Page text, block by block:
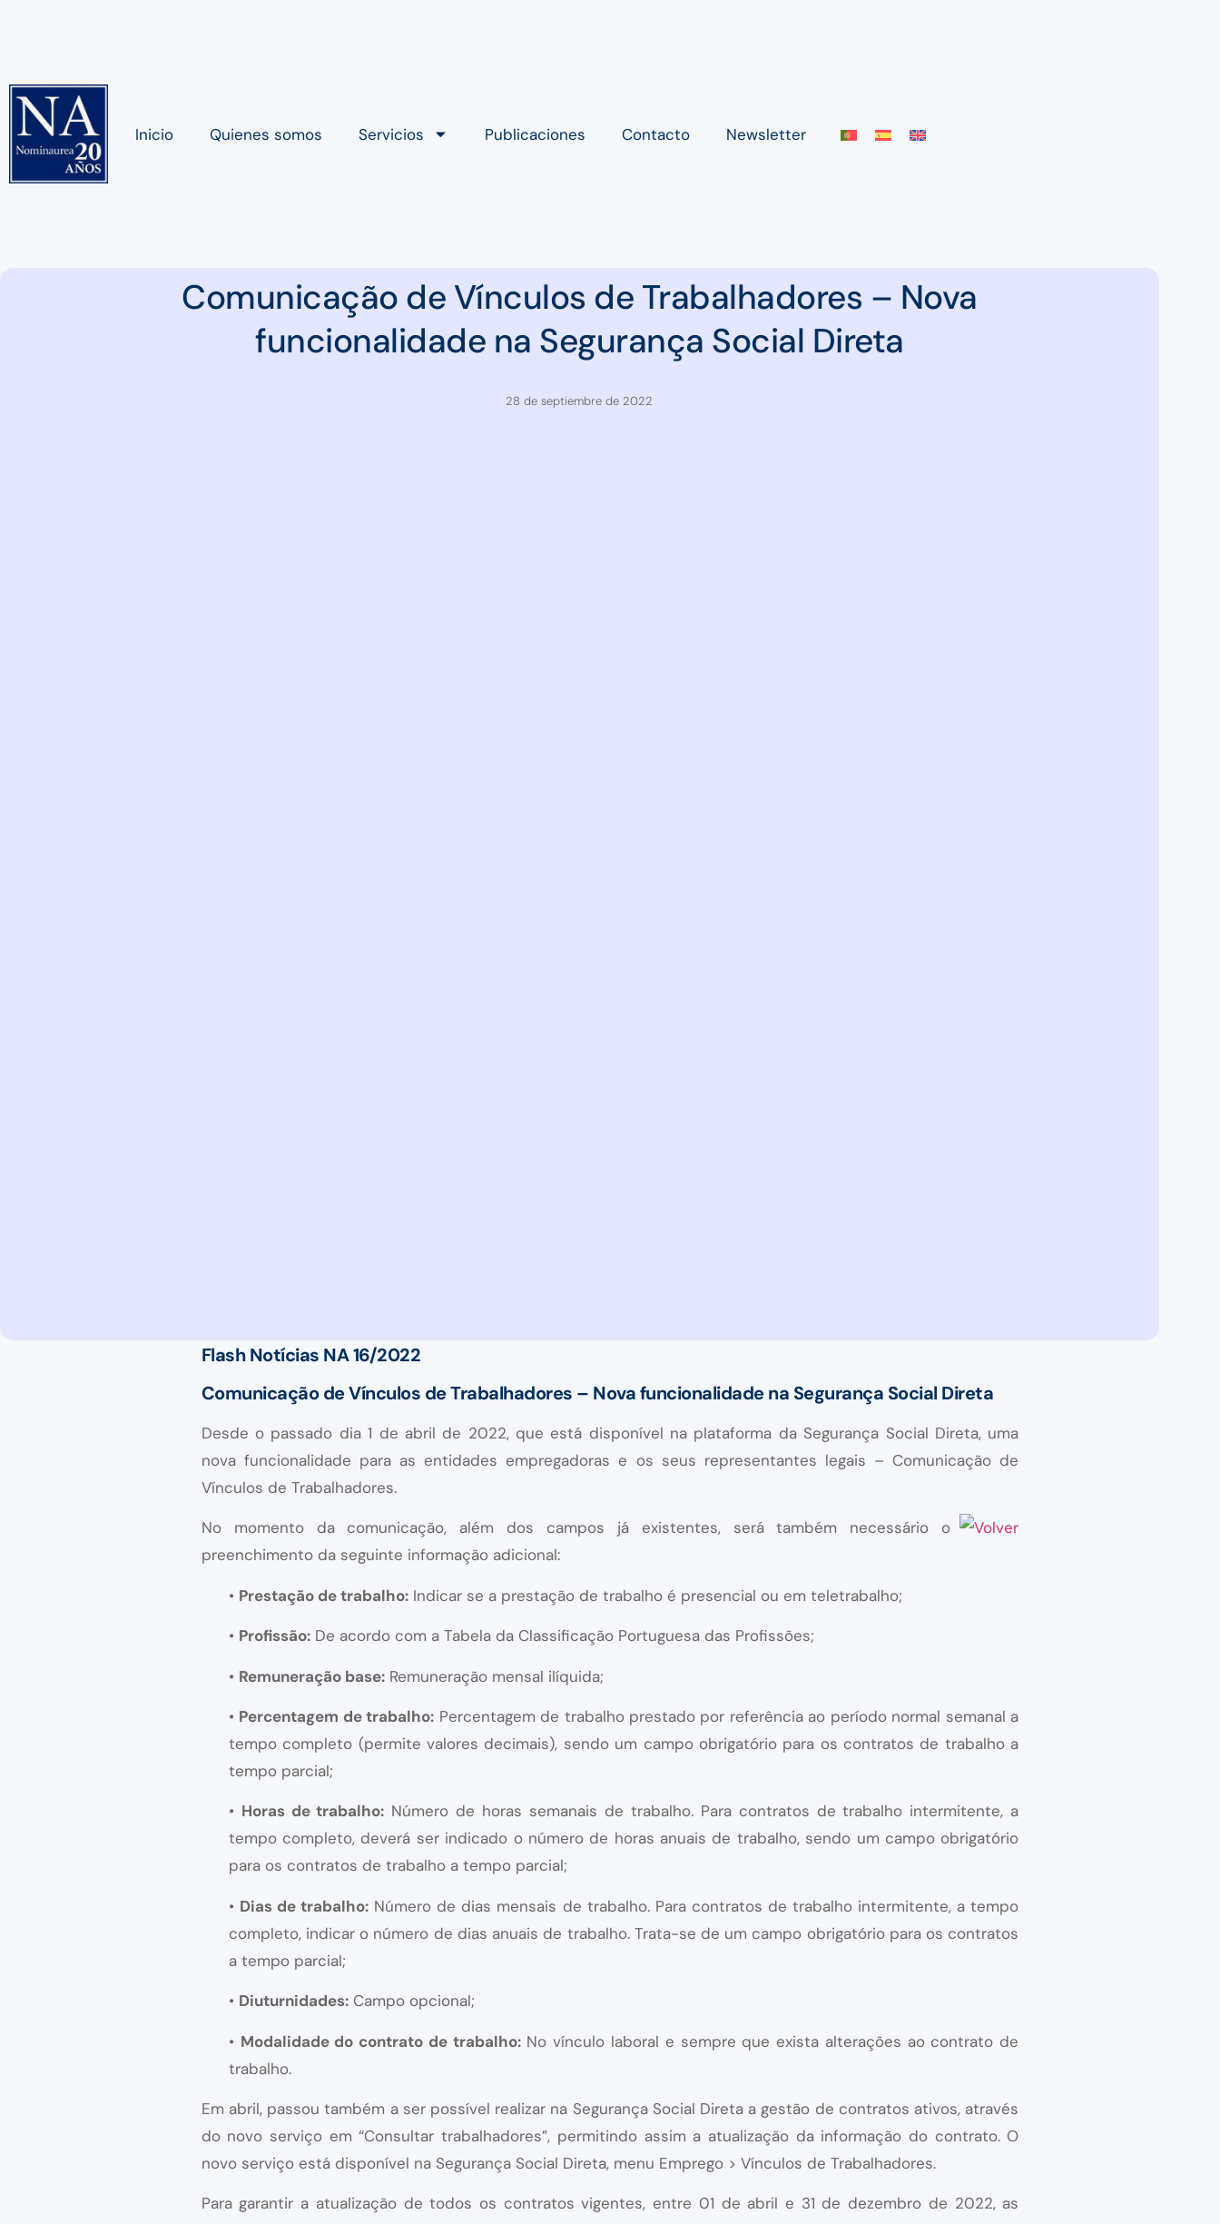
Inicio Quienes somos Servicios Publicaciones Contacto Newsletter
Comunicação de Vínculos de Trabalhadores – Nova
funcionalidade na Segurança Social Direta
28 de septiembre de 2022
Flash Notícias NA 16/2022
Comunicação de Vínculos de Trabalhadores – Nova funcionalidade na Segurança Social Direta
Desde o passado dia 1 de abril de 2022, que está disponível na plataforma da Segurança Social Direta, uma
nova funcionalidade para as entidades empregadoras e os seus representantes legais – Comunicação de
Vínculos de Trabalhadores.
No momento da comunicação, além dos campos já existentes, será também necessário o
preenchimento da seguinte informação adicional:
• Prestação de trabalho:Indicar se a prestação de trabalho é presencial ou em teletrabalho;
• Profissão:De acordo com a Tabela da Classificação Portuguesa das Profissões;
• Remuneração base:Remuneração mensal ilíquida;
• Percentagem de trabalho: Percentagem de trabalho prestado por referência ao período normal semanal a
tempo completo (permite valores decimais), sendo um campo obrigatório para os contratos de trabalho a
tempo parcial;
• Horas de trabalho: Número de horas semanais de trabalho. Para contratos de trabalho intermitente, a
tempo completo, deverá ser indicado o número de horas anuais de trabalho, sendo um campo obrigatório
para os contratos de trabalho a tempo parcial;
• Dias de trabalho: Número de dias mensais de trabalho. Para contratos de trabalho intermitente, a tempo
completo, indicar o número de dias anuais de trabalho. Trata-se de um campo obrigatório para os contratos
a tempo parcial;
• Diuturnidades:Campo opcional;
• Modalidade do contrato de trabalho:No vínculo laboral e sempre que exista alterações ao contrato de
trabalho.
Em abril, passou também a ser possível realizar na Segurança Social Direta a gestão de contratos ativos, através
do novo serviço em “Consultar trabalhadores”, permitindo assim a atualização da informação do contrato. O
novo serviço está disponível na Segurança Social Direta, menu Emprego > Vínculos de Trabalhadores.
Para garantir a atualização de todos os contratos vigentes, entre 01 de abril e 31 de dezembro de 2022, as